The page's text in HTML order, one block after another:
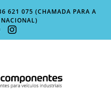
621 075 (CHAMADA PARA A
NACIONAL)